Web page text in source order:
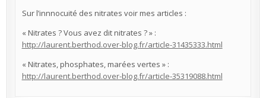
Sur l’innnocuité des nitrates voir mes articles :
« Nitrates ? Vous avez dit nitrates ? » :
http://laurent.berthod.over-blog.fr/article-31435333.html
« Nitrates, phosphates, marées vertes » :
http://laurent.berthod.over-blog.fr/article-35319088.html